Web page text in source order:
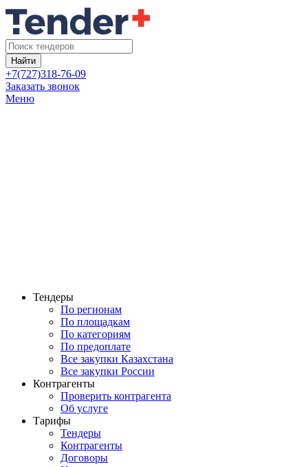
Найти
+7(727)318-76-09
Заказать звонок
Меню
Тендеры
По регионам
По площадкам
По категориям
По предоплате
Все закупки Казахстана
Все закупки России
Контрагенты
Проверить контрагента
Об услуге
Тарифы
Тендеры
Контрагенты
Договоры